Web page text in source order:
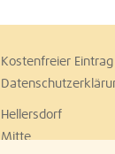
Kostenfreier Eintrag
Hellersdorf
Mitte